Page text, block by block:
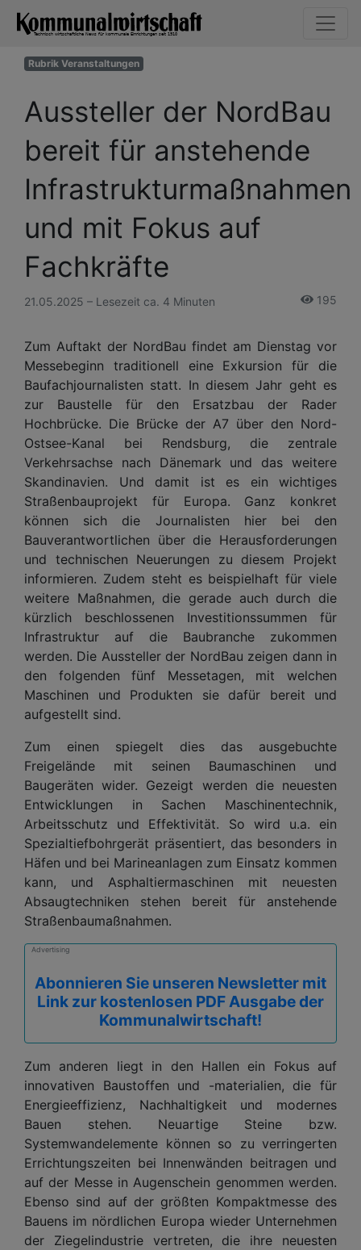
Rubrik Veranstaltungen
Aussteller der NordBau
bereit für anstehende
Infrastrukturmaßnahmen
und mit Fokus auf
Fachkräfte
21.05.2025 – Lesezeit ca. 4 Minuten 195
Zum Auftakt der NordBau findet am Dienstag vor
Messebeginn traditionell eine Exkursion für die
Baufachjournalisten statt. In diesem Jahr geht es
zur Baustelle für den Ersatzbau der Rader
Hochbrücke. Die Brücke der A7 über den Nord-
Ostsee-Kanal bei Rendsburg, die zentrale
Verkehrsachse nach Dänemark und das weitere
Skandinavien. Und damit ist es ein wichtiges
Straßenbauprojekt für Europa. Ganz konkret
können sich die Journalisten hier bei den
Bauverantwortlichen über die Herausforderungen
und technischen Neuerungen zu diesem Projekt
informieren. Zudem steht es beispielhaft für viele
weitere Maßnahmen, die gerade auch durch die
kürzlich beschlossenen Investitionssummen für
Infrastruktur auf die Baubranche zukommen
werden. Die Aussteller der NordBau zeigen dann in
den folgenden fünf Messetagen, mit welchen
Maschinen und Produkten sie dafür bereit und
aufgestellt sind.
Zum einen spiegelt dies das ausgebuchte
Freigelände mit seinen Baumaschinen und
Baugeräten wider. Gezeigt werden die neuesten
Entwicklungen in Sachen Maschinentechnik,
Arbeitsschutz und Effektivität. So wird u.a. ein
Spezialtiefbohrgerät präsentiert, das besonders in
Häfen und bei Marineanlagen zum Einsatz kommen
kann, und Asphaltiermaschinen mit neuesten
Absaugtechniken stehen bereit für anstehende
Straßenbaumaßnahmen.
Advertising
Abonnieren Sie unseren Newsletter mit
Link zur kostenlosen PDF Ausgabe der
Kommunalwirtschaft!
Zum anderen liegt in den Hallen ein Fokus auf
innovativen Baustoffen und -materialien, die für
Energieeffizienz, Nachhaltigkeit und modernes
Bauen stehen. Neuartige Steine bzw.
Systemwandelemente können so zu verringerten
Errichtungszeiten bei Innenwänden beitragen und
auf der Messe in Augenschein genommen werden.
Ebenso sind auf der größten Kompaktmesse des
Bauens im nördlichen Europa wieder Unternehmen
der Ziegelindustrie vertreten, die ihre neuesten